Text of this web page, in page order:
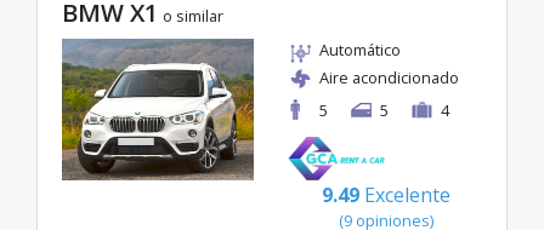
BMW X1 o similar
Automático
Aire acondicionado
5
5 4
9.49 Excelente
(9 opiniones)